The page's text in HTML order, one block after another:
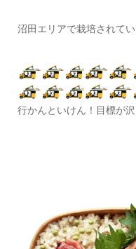
沼田エリアで栽培されてい
行かんといけん！目標が